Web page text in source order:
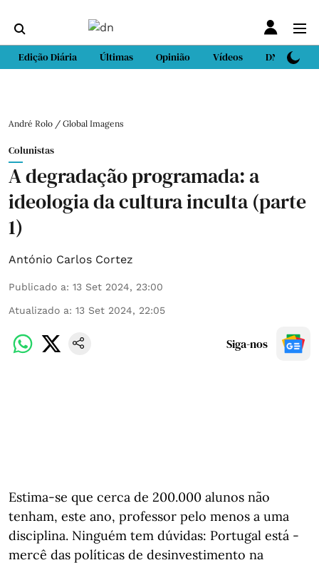
Edição Diária Últimas Opinião Vídeos DN Sport
André Rolo / Global Imagens
Colunistas
A degradação programada: a
ideologia da cultura inculta (parte
1)
António Carlos Cortez
Publicado a: 13 Set 2024, 23:00
Atualizado a: 13 Set 2024, 22:05
Siga-nos
Estima-se que cerca de 200.000 alunos não
tenham, este ano, professor pelo menos a uma
disciplina. Ninguém tem dúvidas: Portugal está -
mercê das políticas de desinvestimento na